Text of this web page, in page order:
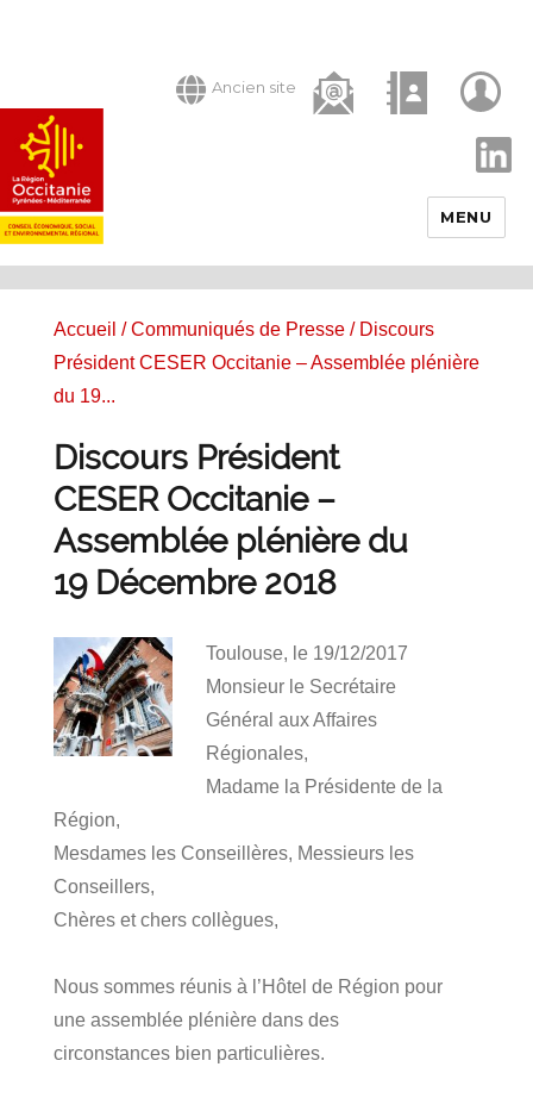
Ancien site
MENU
Accueil /Communiqués de Presse/ Discours
Président CESER Occitanie – Assemblée plénière
du 19...
Discours Président
CESER Occitanie –
Assemblée plénière du
19 Décembre 2018
Toulouse, le 19/12/2017
Monsieur le Secrétaire
Général aux Affaires
Régionales,
Madame la Présidente de la
Région,
Mesdames les Conseillères, Messieurs les
Conseillers,
Chères et chers collègues,
Nous sommes réunis à l’Hôtel de Région pour
une assemblée plénière dans des
circonstances bien particulières.